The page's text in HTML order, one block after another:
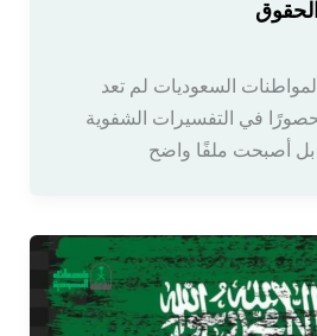
السعوديات لم تعد
في التفسيرات الشفوية
بل أصبحت ملفًا واضح